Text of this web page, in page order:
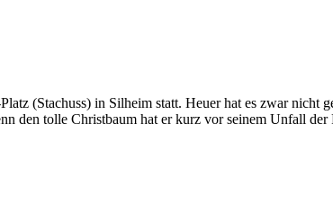
(Stachuss) in Silheim statt. Heuer hat es zwar
den tolle Christbaum hat er kurz vor seinem Unfall